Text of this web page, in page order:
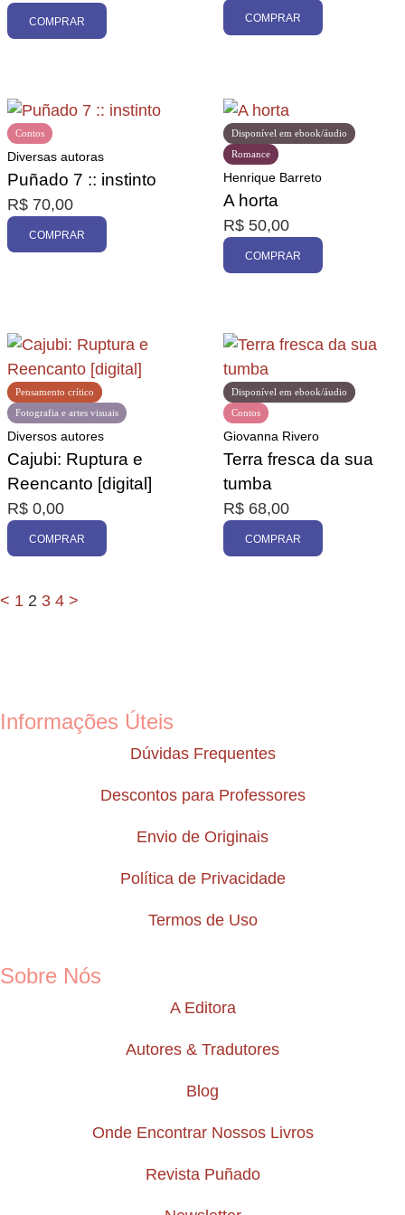
COMPRAR COMPRAR
Contos
Diversas autoras
Puñado 7 :: instinto
R$ 70,00
COMPRAR
Disponível em ebook/áudio
Romance
Henrique Barreto
A horta
R$ 50,00
COMPRAR
Fotografia e artes visuais
Pensamento crítico
Diversos autores
Cajubi: Ruptura e
Reencanto [digital]
R$ 0,00
COMPRAR
Contos
Disponível em ebook/áudio
Giovanna Rivero
Terra fresca da sua
tumba
R$ 68,00
COMPRAR
< 1 2 3 4 >
Informações Úteis
Dúvidas Frequentes
Descontos para Professores
Envio de Originais
Política de Privacidade
Termos de Uso
Sobre Nós
A Editora
Autores & Tradutores
Blog
Onde Encontrar Nossos Livros
Revista Puñado